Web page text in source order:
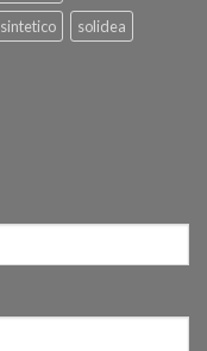
sintetico
solidea